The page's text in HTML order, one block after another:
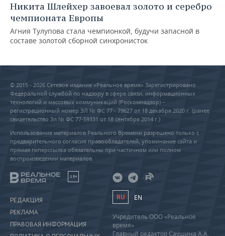
Никита Шлейхер завоевал золото и серебро
чемпионата Европы
Агния Тулупова стала чемпионкой, будучи запасной в
составе золотой сборной синхронисток
© 2015 - 2026 Сетевое издание «Реальное время» Зарегистрировано
Федеральной службой по надзору в сфере связи, информационных
технологий и массовых коммуникаций (Роскомнадзор) –
регистрационный номер ЭЛ № ФС 77 - 79627 от 18 декабря 2020 г. (ранее
свидетельство Эл № ФС 77-59331 от 18 сентября 2014 г.)
Использование материалов Реального Времени разрешено только с
предварительного согласия правообладателей, упоминание сайта и
прямая гиперссылка обязательны при частичном или полном
воспроизведении материалов.
18+
РЕДАКЦИЯ
РЕКЛАМА
ПРАВОВАЯ ИНФОРМАЦИЯ
RU EN
Учредитель ООО «Реальное
время»
Главный редактор Саушина А.А.